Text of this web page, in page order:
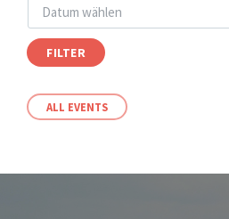
FILTER
ALL EVENTS